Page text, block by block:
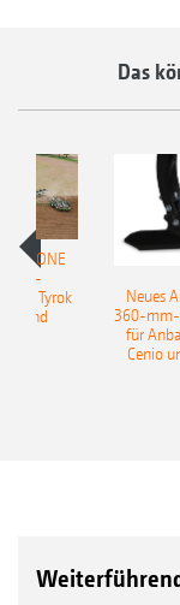
Das
Tyrok
Neues
360-mm-
für
Cenio